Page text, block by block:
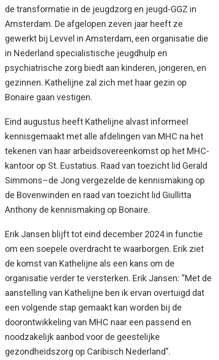
de transformatie in de jeugdzorg en jeugd-GGZ in
Amsterdam. De afgelopen zeven jaar heeft ze
gewerkt bij Levvel in Amsterdam, een organisatie die
in Nederland specialistische jeugdhulp en
psychiatrische zorg biedt aan kinderen, jongeren, en
gezinnen. Kathelijne zal zich met haar gezin op
Bonaire gaan vestigen.
Eind augustus heeft Kathelijne alvast informeel
kennisgemaakt met alle afdelingen van MHC na het
tekenen van haar arbeidsovereenkomst op het MHC-
kantoor op St. Eustatius. Raad van toezicht lid Gerald
Simmons–de Jong vergezelde de kennismaking op
de Bovenwinden en raad van toezicht lid Giullitta
Anthony de kennismaking op Bonaire.
Erik Jansen blijft tot eind december 2024 in functie
om een soepele overdracht te waarborgen. Erik ziet
de komst van Kathelijne als een kans om de
organisatie verder te versterken. Erik Jansen: “Met de
aanstelling van Kathelijne ben ik ervan overtuigd dat
een volgende stap gemaakt kan worden bij de
doorontwikkeling van MHC naar een passend en
noodzakelijk aanbod voor de geestelijke
gezondheidszorg op Caribisch Nederland”.